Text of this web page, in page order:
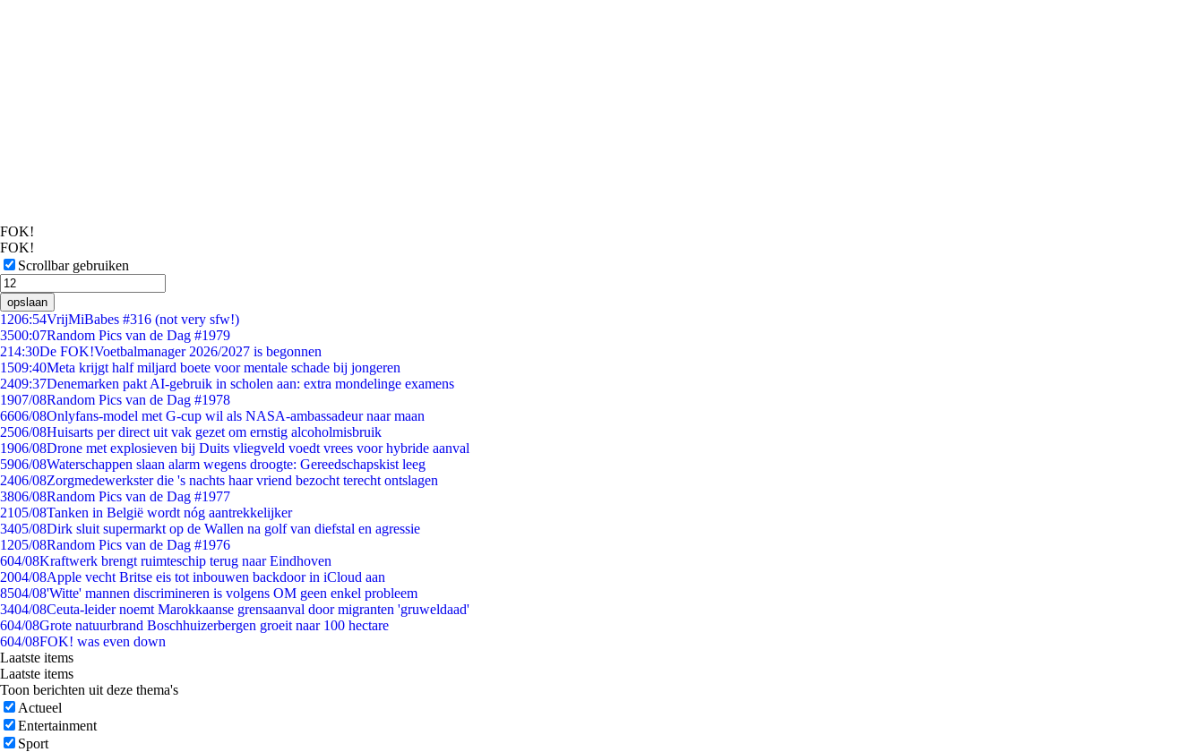
FOK!
FOK!
Scrollbar gebruiken
opslaan
1206:54VrijMiBabes #316 (not very sfw!)
3500:07Random Pics van de Dag #1979
214:30De FOK!Voetbalmanager 2026/2027 is begonnen
1509:40Meta krijgt half miljard boete voor mentale schade bij jongeren
2409:37Denemarken pakt AI-gebruik in scholen aan: extra mondelinge examens
1907/08Random Pics van de Dag #1978
6606/08Onlyfans-model met G-cup wil als NASA-ambassadeur naar maan
2506/08Huisarts per direct uit vak gezet om ernstig alcoholmisbruik
1906/08Drone met explosieven bij Duits vliegveld voedt vrees voor hybride aanval
5906/08Waterschappen slaan alarm wegens droogte: Gereedschapskist leeg
2406/08Zorgmedewerkster die 's nachts haar vriend bezocht terecht ontslagen
3806/08Random Pics van de Dag #1977
2105/08Tanken in België wordt nóg aantrekkelijker
3405/08Dirk sluit supermarkt op de Wallen na golf van diefstal en agressie
1205/08Random Pics van de Dag #1976
604/08Kraftwerk brengt ruimteschip terug naar Eindhoven
2004/08Apple vecht Britse eis tot inbouwen backdoor in iCloud aan
8504/08'Witte' mannen discrimineren is volgens OM geen enkel probleem
3404/08Ceuta-leider noemt Marokkaanse grensaanval door migranten 'gruweldaad'
604/08Grote natuurbrand Boschhuizerbergen groeit naar 100 hectare
604/08FOK! was even down
Laatste items
Laatste items
Toon berichten uit deze thema's
Actueel
Entertainment
Sport